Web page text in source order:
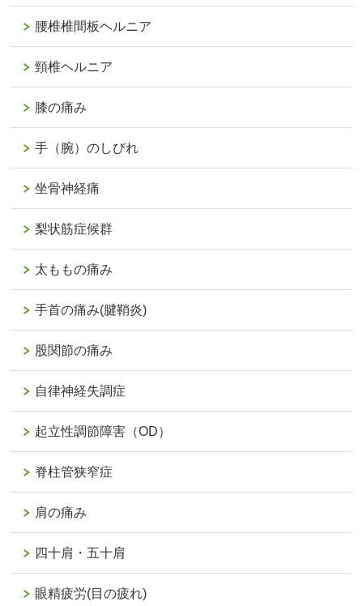
腰椎椎間板ヘルニア
頸椎ヘルニア
膝の痛み
手（腕）のしびれ
坐骨神経痛
梨状筋症候群
太ももの痛み
手首の痛み(腱鞘炎)
股関節の痛み
自律神経失調症
起立性調節障害（OD）
脊柱管狭窄症
肩の痛み
四十肩・五十肩
眼精疲労(目の疲れ)